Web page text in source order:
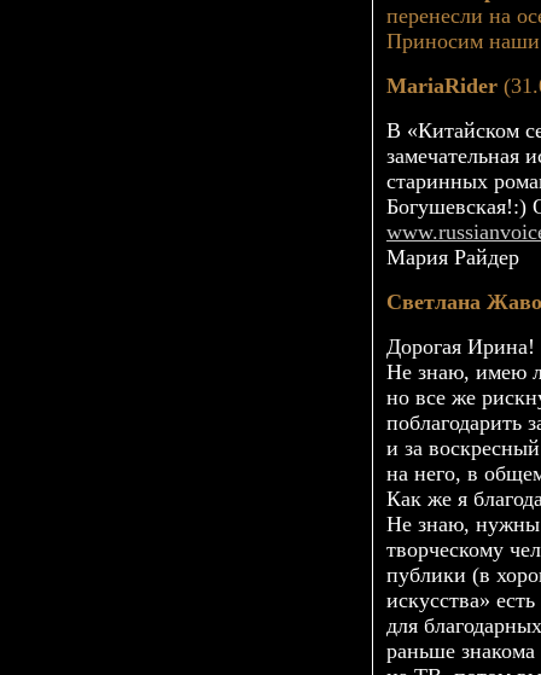
перенесли на
Приносим наши
MariaRider
В «Китайском
замечательная
старинных
Богушевская!:)
Мария Райдер
Светлана
Дорогая Ирина!
Не знаю, имею
но все же
поблагодарить
и за
на него, в
Как же я
Не знаю, нужны
творческому
публики (в
искусства»
для
раньше